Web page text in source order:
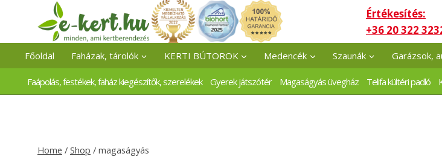
content
Értékesítés:
+36 20 322
Főoldal Faházak, tárolók KERTI BÚTOROK Medencék Szaunák Garázsok,
Faápolás, festékek, faház kiegészítők, szerelékek Gyerek játszótér Magaságyás üvegház Telifa kültéri padló
Home / Shop / magaságyás